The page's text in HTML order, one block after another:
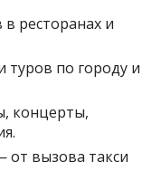
ресторанах и
туров по городу и
концерты,
вызова такси